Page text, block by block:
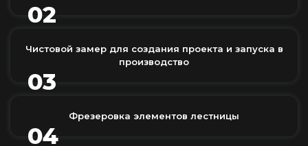
02
Чистовой замер для создания проекта и запуска в
производство
03
Фрезеровка элементов лестницы
04